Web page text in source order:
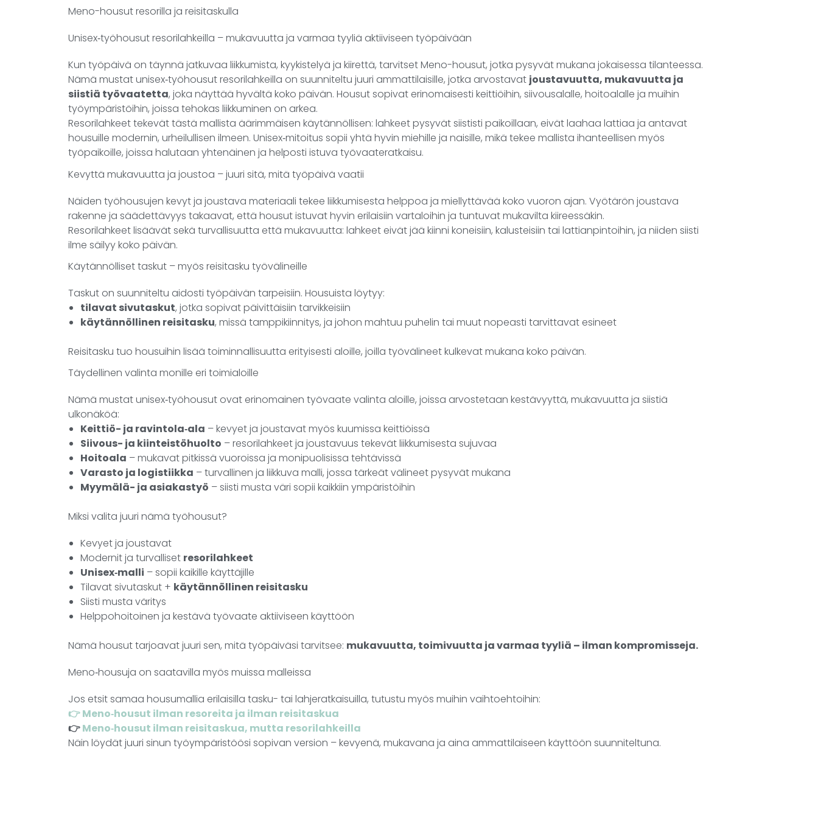
Meno-housut resorilla ja reisitaskulla
Unisex‑työhousut resorilahkeilla – mukavuutta ja varmaa tyyliä aktiiviseen työpäivään
Kun työpäivä on täynnä jatkuvaa liikkumista, kyykistelyä ja kiirettä, tarvitset Meno-housut, jotka pysyvät mukana jokaisessa tilanteessa.
Nämä mustat unisex‑työhousut resorilahkeilla on suunniteltu juuri ammattilaisille, jotka arvostavat joustavuutta, mukavuutta ja
siistiä työvaatetta, joka näyttää hyvältä koko päivän. Housut sopivat erinomaisesti keittiöihin, siivousalalle, hoitoalalle ja muihin
työympäristöihin, joissa tehokas liikkuminen on arkea.
Resorilahkeet tekevät tästä mallista äärimmäisen käytännöllisen: lahkeet pysyvät siististi paikoillaan, eivät laahaa lattiaa ja antavat
housuille modernin, urheilullisen ilmeen. Unisex‑mitoitus sopii yhtä hyvin miehille ja naisille, mikä tekee mallista ihanteellisen myös
työpaikoille, joissa halutaan yhtenäinen ja helposti istuva työvaateratkaisu.
Kevyttä mukavuutta ja joustoa – juuri sitä, mitä työpäivä vaatii
Näiden työhousujen kevyt ja joustava materiaali tekee liikkumisesta helppoa ja miellyttävää koko vuoron ajan. Vyötärön joustava
rakenne ja säädettävyys takaavat, että housut istuvat hyvin erilaisiin vartaloihin ja tuntuvat mukavilta kiireessäkin.
Resorilahkeet lisäävät sekä turvallisuutta että mukavuutta: lahkeet eivät jää kiinni koneisiin, kalusteisiin tai lattianpintoihin, ja niiden siisti
ilme säilyy koko päivän.
Käytännölliset taskut – myös reisitasku työvälineille
Taskut on suunniteltu aidosti työpäivän tarpeisiin. Housuista löytyy:
tilavat sivutaskut, jotka sopivat päivittäisiin tarvikkeisiin
käytännöllinen reisitasku, missä tamppikiinnitys, ja johon mahtuu puhelin tai muut nopeasti tarvittavat esineet
Reisitasku tuo housuihin lisää toiminnallisuutta erityisesti aloille, joilla työvälineet kulkevat mukana koko päivän.
Täydellinen valinta monille eri toimialoille
Nämä mustat unisex‑työhousut ovat erinomainen työvaate valinta aloille, joissa arvostetaan kestävyyttä, mukavuutta ja siistiä
ulkonäköä:
Keittiö- ja ravintola‑ala – kevyet ja joustavat myös kuumissa keittiöissä
Siivous- ja kiinteistöhuolto – resorilahkeet ja joustavuus tekevät liikkumisesta sujuvaa
Hoitoala – mukavat pitkissä vuoroissa ja monipuolisissa tehtävissä
Varasto ja logistiikka – turvallinen ja liikkuva malli, jossa tärkeät välineet pysyvät mukana
Myymälä- ja asiakastyö – siisti musta väri sopii kaikkiin ympäristöihin
Miksi valita juuri nämä työhousut?
Kevyet ja joustavat
Modernit ja turvalliset resorilahkeet
Unisex‑malli – sopii kaikille käyttäjille
Tilavat sivutaskut + käytännöllinen reisitasku
Siisti musta väritys
Helppohoitoinen ja kestävä työvaate aktiiviseen käyttöön
Nämä housut tarjoavat juuri sen, mitä työpäiväsi tarvitsee: mukavuutta, toimivuutta ja varmaa tyyliä – ilman kompromisseja.
Meno‑housuja on saatavilla myös muissa malleissa
Jos etsit samaa housumallia erilaisilla tasku- tai lahjeratkaisuilla, tutustu myös muihin vaihtoehtoihin:
👉 Meno‑housut ilman resoreita ja ilman reisitaskua
👉Meno‑housut ilman reisitaskua, mutta resorilahkeilla
Näin löydät juuri sinun työympäristöösi sopivan version – kevyenä, mukavana ja aina ammattilaiseen käyttöön suunniteltuna.